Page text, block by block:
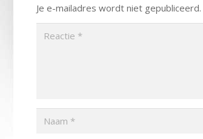
Je e-mailadres wordt niet gepubliceerd.